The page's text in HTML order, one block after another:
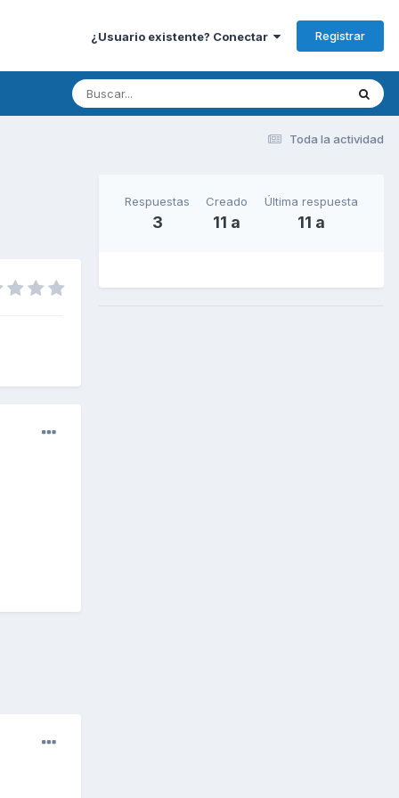
¿Usuario existente? Conectar Registrar
Toda la actividad
Respuestas
3
Creado
11 a
Última respuesta
11 a